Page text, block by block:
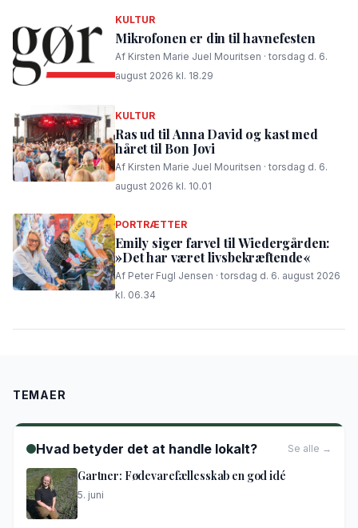
KULTUR
Mikrofonen er din til havnefesten
Af Kirsten Marie Juel Mouritsen · torsdag d. 6.
august 2026 kl. 18.29
KULTUR
Ras ud til Anna David og kast med
håret til Bon Jovi
Af Kirsten Marie Juel Mouritsen · torsdag d. 6.
august 2026 kl. 10.01
PORTRÆTTER
Emily siger farvel til Wiedergården:
»Det har været livsbekræftende«
Af Peter Fugl Jensen · torsdag d. 6. august 2026
kl. 06.34
TEMAER
Hvad betyder det at handle lokalt? Se alle →
Gartner: Fødevarefællesskab en god idé
5. juni